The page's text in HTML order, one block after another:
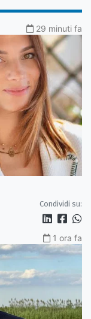
29 minuti fa
Condividi su:
1 ora fa